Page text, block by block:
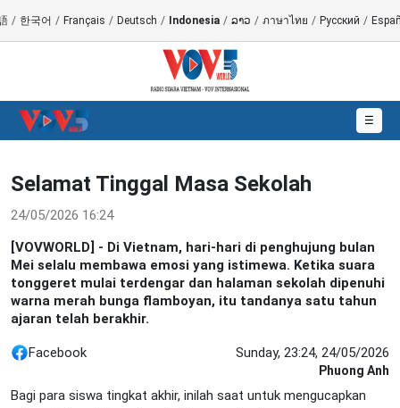
/ 한국어 / Français / Deutsch / Indonesia / ລາວ / ภาษาไทย / Русский /
☰
Selamat Tinggal Masa Sekolah
24/05/2026 16:24
[VOVWORLD] - Di Vietnam, hari-hari di penghujung bulan
Mei selalu membawa emosi yang istimewa. Ketika suara
tonggeret mulai terdengar dan halaman sekolah dipenuhi
warna merah bunga flamboyan, itu tandanya satu tahun
ajaran telah berakhir.
Facebook Sunday, 23:24, 24/05/2026
Phuong Anh
Bagi para siswa tingkat akhir, inilah saat untuk mengucapkan